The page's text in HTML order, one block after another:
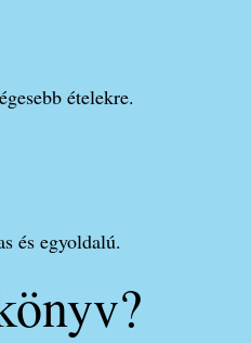
ételekre.
és egyoldalú.